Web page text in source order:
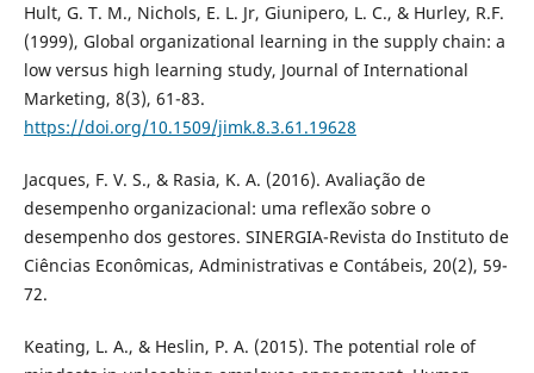
Hult, G. T. M., Nichols, E. L. Jr, Giunipero, L. C., & Hurley, R.F.
(1999), Global organizational learning in the supply chain: a
low versus high learning study, Journal of International
Marketing, 8(3), 61-83.
https://doi.org/10.1509/jimk.8.3.61.19628
Jacques, F. V. S., & Rasia, K. A. (2016). Avaliação de
desempenho organizacional: uma reflexão sobre o
desempenho dos gestores. SINERGIA-Revista do Instituto de
Ciências Econômicas, Administrativas e Contábeis, 20(2), 59-
72.
Keating, L. A., & Heslin, P. A. (2015). The potential role of